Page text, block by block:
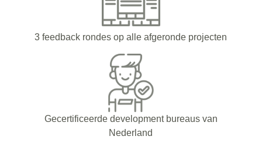
3 feedback rondes op alle afgeronde projecten
Gecertificeerde development bureaus van
Nederland